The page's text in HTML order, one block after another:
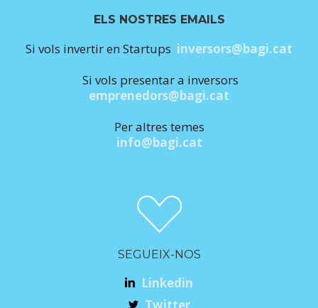
ELS NOSTRES EMAILS
Si vols invertir en Startups inversors@bagi.cat
Si vols presentar a inversors
emprenedors@bagi.cat
Per altres temes
info@bagi.cat
SEGUEIX-NOS
Linkedin